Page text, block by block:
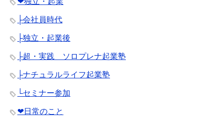
├会社員時代
├独立・起業後
├超・実践 ソロプレナ起業塾
├ナチュラルライフ起業塾
└セミナー参加
❤︎日常のこと